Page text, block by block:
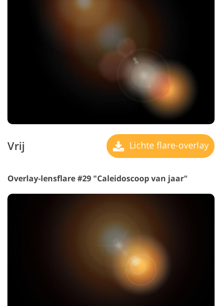
Vrij Lichte flare-overlay
Overlay-lensflare #29 "Caleidoscoop van jaar"